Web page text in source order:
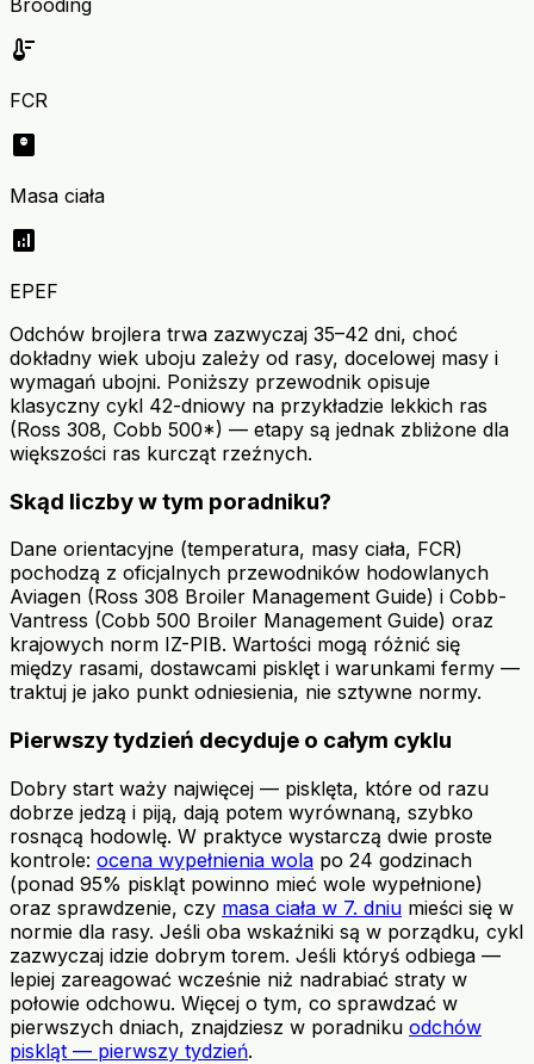
thermostat
FCR
monitor_weight
Masa ciała
analytics
EPEF
Odchów brojlera trwa zazwyczaj 35–42 dni, choć
dokładny wiek uboju zależy od rasy, docelowej masy i
wymagań ubojni. Poniższy przewodnik opisuje
klasyczny cykl 42-dniowy na przykładzie lekkich ras
(Ross 308, Cobb 500*) — etapy są jednak zbliżone dla
większości ras kurcząt rzeźnych.
Skąd liczby w tym poradniku?
Dane orientacyjne (temperatura, masy ciała, FCR)
pochodzą z oficjalnych przewodników hodowlanych
Aviagen (Ross 308 Broiler Management Guide) i Cobb-
Vantress (Cobb 500 Broiler Management Guide) oraz
krajowych norm IZ-PIB. Wartości mogą różnić się
między rasami, dostawcami pisklęt i warunkami fermy —
traktuj je jako punkt odniesienia, nie sztywne normy.
Pierwszy tydzień decyduje o całym cyklu
Dobry start waży najwięcej — pisklęta, które od razu
dobrze jedzą i piją, dają potem wyrównaną, szybko
rosnącą hodowlę. W praktyce wystarczą dwie proste
kontrole: ocena wypełnienia wola po 24 godzinach
(ponad 95% piskląt powinno mieć wole wypełnione)
oraz sprawdzenie, czy masa ciała w 7. dniu mieści się w
normie dla rasy. Jeśli oba wskaźniki są w porządku, cykl
zazwyczaj idzie dobrym torem. Jeśli któryś odbiega —
lepiej zareagować wcześnie niż nadrabiać straty w
połowie odchowu. Więcej o tym, co sprawdzać w
pierwszych dniach, znajdziesz w poradniku odchów
piskląt — pierwszy tydzień.